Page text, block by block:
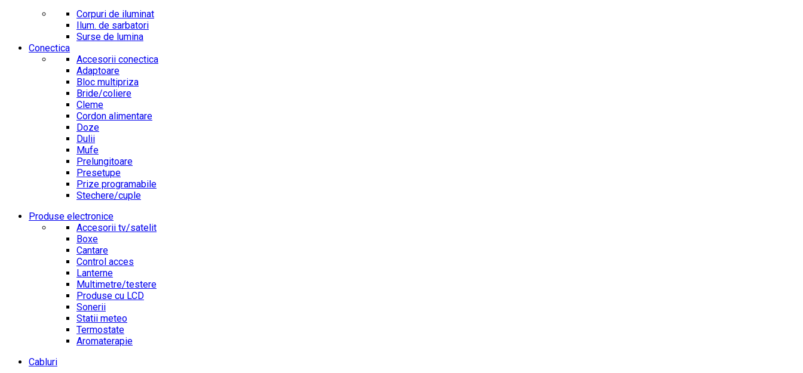
Corpuri de iluminat
Ilum. de sarbatori
Surse de lumina
Conectica
Accesorii conectica
Adaptoare
Bloc multipriza
Bride/coliere
Cleme
Cordon alimentare
Doze
Dulii
Mufe
Prelungitoare
Presetupe
Prize programabile
Stechere/cuple
Produse electronice
Accesorii tv/satelit
Boxe
Cantare
Control acces
Lanterne
Multimetre/testere
Produse cu LCD
Sonerii
Statii meteo
Termostate
Aromaterapie
Cabluri